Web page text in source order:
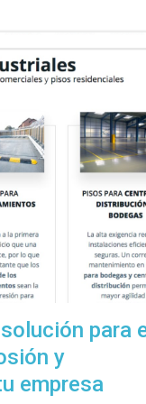
para
y
empresa